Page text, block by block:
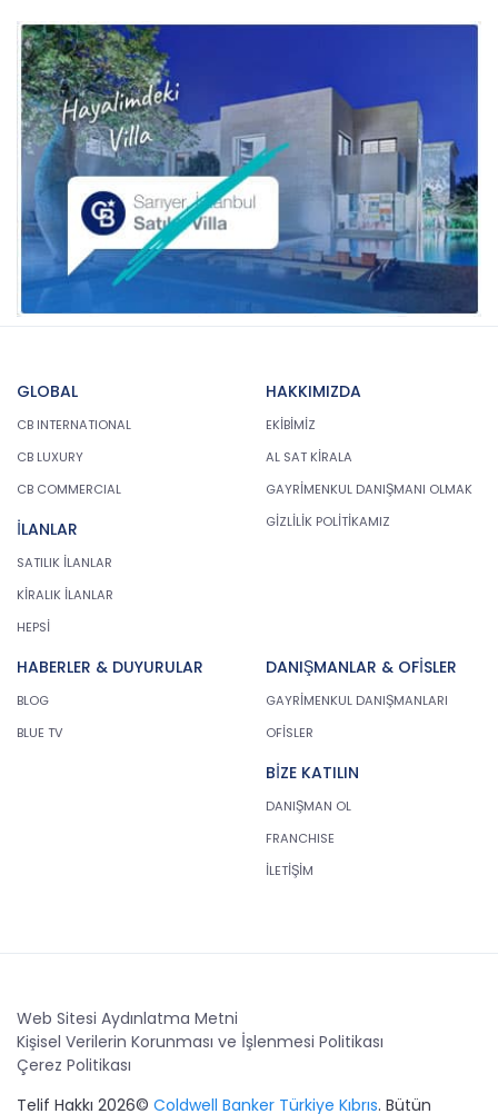
GLOBAL
CB INTERNATIONAL
CB LUXURY
CB COMMERCIAL
İLANLAR
SATILIK İLANLAR
KİRALIK İLANLAR
HEPSİ
HAKKIMIZDA
EKİBİMİZ
AL SAT KİRALA
GAYRİMENKUL DANIŞMANI OLMAK
GİZLİLİK POLİTİKAMIZ
HABERLER & DUYURULAR
BLOG
BLUE TV
DANIŞMANLAR & OFİSLER
GAYRİMENKUL DANIŞMANLARI
OFİSLER
BİZE KATILIN
DANIŞMAN OL
FRANCHISE
İLETİŞİM
Web Sitesi Aydınlatma Metni
Kişisel Verilerin Korunması ve İşlenmesi Politikası
Çerez Politikası
Telif Hakkı 2026© Coldwell Banker Türkiye Kıbrıs. Bütün